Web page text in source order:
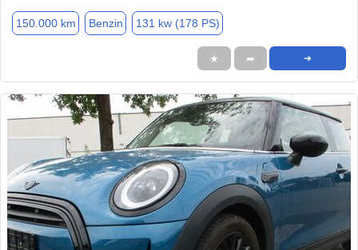
150.000 km Benzin 131 kw (178 PS)
★ ➦ ➜